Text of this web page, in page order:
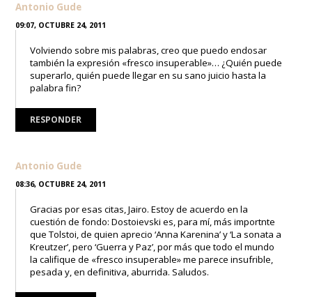
Antonio Gude
09:07, OCTUBRE 24, 2011
Volviendo sobre mis palabras, creo que puedo endosar
también la expresión «fresco insuperable»… ¿Quién puede
superarlo, quién puede llegar en su sano juicio hasta la
palabra fin?
RESPONDER
Antonio Gude
08:36, OCTUBRE 24, 2011
Gracias por esas citas, Jairo. Estoy de acuerdo en la
cuestión de fondo: Dostoievski es, para mí, más importnte
que Tolstoi, de quien aprecio ‘Anna Karenina’ y ‘La sonata a
Kreutzer’, pero ‘Guerra y Paz’, por más que todo el mundo
la califique de «fresco insuperable» me parece insufrible,
pesada y, en definitiva, aburrida. Saludos.